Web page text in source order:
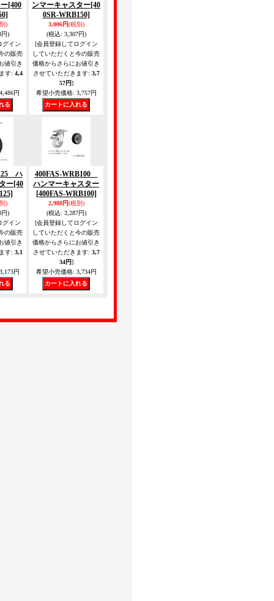
[400
)
)
グイン
の販売
値引き
す: 4,4
円
ンマーキャスター[40
0SR-WRB150]
3,006円(税別)
(税込: 3,307円)
[会員登録してログイン
していただくと今の販売
価格からさらにお値引き
させていただきます: 3,7
57円]
希望小売価格: 3,757円
ハ
ー[40
)
)
グイン
の販売
値引き
す: 3,1
円
400FAS-WRB100
ハンマーキャスター
[400FAS-WRB100]
2,988円(税別)
(税込: 3,287円)
[会員登録してログイン
していただくと今の販売
価格からさらにお値引き
させていただきます: 3,7
34円]
希望小売価格: 3,734円